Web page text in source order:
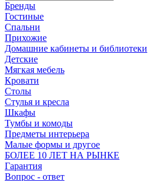
Бренды
Гостиные
Спальни
Прихожие
Домашние кабинеты и библиотеки
Детские
Мягкая мебель
Кровати
Столы
Стулья и кресла
Шкафы
Тумбы и комоды
Предметы интерьера
Малые формы и другое
БОЛЕЕ 10 ЛЕТ НА РЫНКЕ
Гарантия
Вопрос - ответ